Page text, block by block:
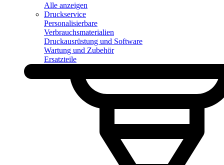
Alle anzeigen
Druckservice
Personalisierbare
Verbrauchsmaterialien
Druckausrüstung und Software
Wartung und Zubehör
Ersatzteile